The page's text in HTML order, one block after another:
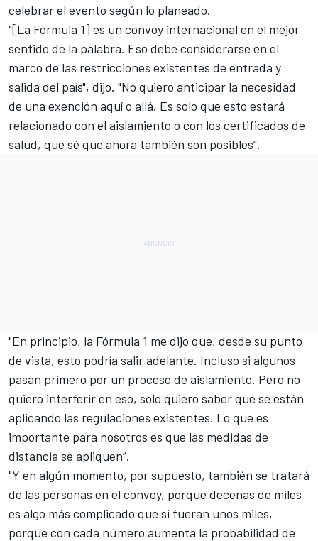
celebrar el evento según lo planeado.
"[La Fórmula 1] es un convoy internacional en el mejor
sentido de la palabra. Eso debe considerarse en el
marco de las restricciones existentes de entrada y
salida del país", dijo. "No quiero anticipar la necesidad
de una exención aquí o allá. Es solo que esto estará
relacionado con el aislamiento o con los certificados de
salud, que sé que ahora también son posibles”.
"En principio, la Fórmula 1 me dijo que, desde su punto
de vista, esto podría salir adelante. Incluso si algunos
pasan primero por un proceso de aislamiento. Pero no
quiero interferir en eso, solo quiero saber que se están
aplicando las regulaciones existentes. Lo que es
importante para nosotros es que las medidas de
distancia se apliquen”.
"Y en algún momento, por supuesto, también se tratará
de las personas en el convoy, porque decenas de miles
es algo más complicado que si fueran unos miles,
porque con cada número aumenta la probabilidad de